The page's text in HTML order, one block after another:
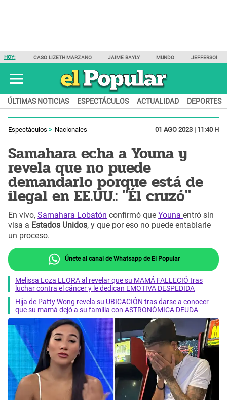
HOY: CASO LIZETH MARZANO JAIME BAYLY MUNDO JEFFERSON
ÚLTIMAS NOTICIAS ESPECTÁCULOS ACTUALIDAD DEPORTES
Espectáculos Nacionales 01 AGO 2023 | 11:40 H
Samahara echa a Youna y
revela que no puede
demandarlo porque está de
ilegal en EE.UU.: "Él cruzó"
En vivo, Samahara Lobatón confirmó que Youna entró sin
visa a Estados Unidos, y que por eso no puede entablarle
un proceso.
Únete al canal de Whatsapp de El Popular
Melissa Loza LLORA al revelar que su MAMÁ FALLECIÓ tras
luchar contra el cáncer y le dedican EMOTIVA DESPEDIDA
Hija de Patty Wong revela su UBICACIÓN tras darse a conocer
que su mamá dejó a su familia con ASTRONÓMICA DEUDA